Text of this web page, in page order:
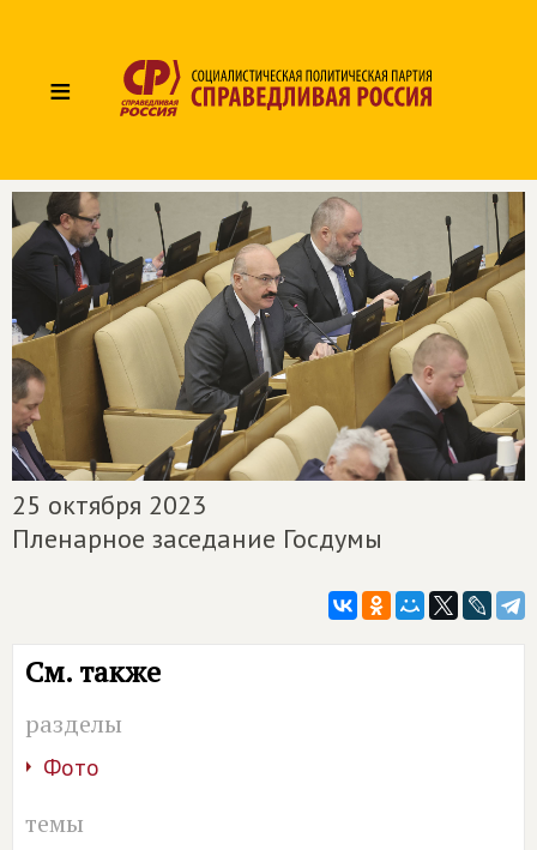
≡
25 октября 2023
Пленарное заседание Госдумы
См. также
разделы
Фото
темы